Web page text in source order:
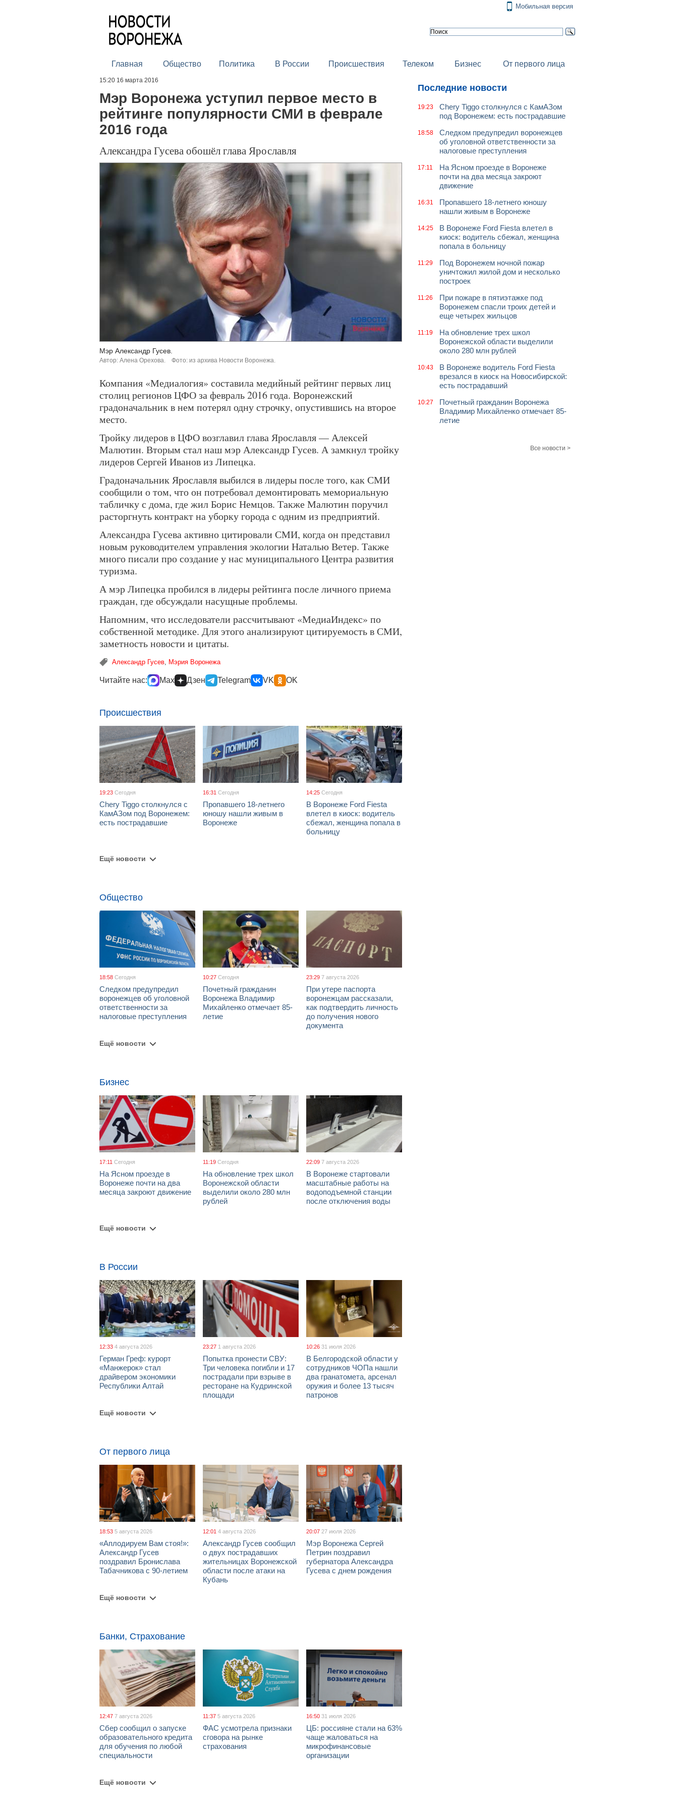
Мобильная версия
Главная Общество Политика В России Происшествия Телеком Бизнес От первого лица
15:20 16 марта 2016
Мэр Воронежа уступил первое место в
рейтинге популярности СМИ в феврале
2016 года
Александра Гусева обошёл глава Ярославля
Мэр Александр Гусев.
Автор: Алена Орехова. Фото: из архива Новости Воронежа.
Компания «Медиалогия» составила медийный рейтинг первых лиц
столиц регионов ЦФО за февраль 2016 года. Воронежский
градоначальник в нем потерял одну строчку, опустившись на второе
место.
Тройку лидеров в ЦФО возглавил глава Ярославля — Алексей
Малютин. Вторым стал наш мэр Александр Гусев. А замкнул тройку
лидеров Сергей Иванов из Липецка.
Градоначальник Ярославля выбился в лидеры после того, как СМИ
сообщили о том, что он потребовал демонтировать мемориальную
табличку с дома, где жил Борис Немцов. Также Малютин поручил
расторгнуть контракт на уборку города с одним из предприятий.
Александра Гусева активно цитировали СМИ, когда он представил
новым руководителем управления экологии Наталью Ветер. Также
много писали про создание у нас муниципального Центра развития
туризма.
А мэр Липецка пробился в лидеры рейтинга после личного приема
граждан, где обсуждали насущные проблемы.
Напомним, что исследователи рассчитывают «МедиаИндекс» по
собственной методике. Для этого анализируют цитируемость в СМИ,
заметность новости и цитаты.
Александр Гусев, Мэрия Воронежа
Читайте нас: Max Дзен Telegram VK OK
Происшествия
19:23 Сегодня
Chery Tiggo столкнулся с
КамАЗом под Воронежем:
есть пострадавшие
16:31 Сегодня
Пропавшего 18-летнего
юношу нашли живым в
Воронеже
14:25 Сегодня
В Воронеже Ford Fiesta
влетел в киоск: водитель
сбежал, женщина попала в
больницу
Ещё новости
Общество
18:58 Сегодня
Следком предупредил
воронежцев об уголовной
ответственности за
налоговые преступления
10:27 Сегодня
Почетный гражданин
Воронежа Владимир
Михайленко отмечает 85-
летие
23:29 7 августа 2026
При утере паспорта
воронежцам рассказали,
как подтвердить личность
до получения нового
документа
Ещё новости
Бизнес
17:11 Сегодня
На Ясном проезде в
Воронеже почти на два
месяца закроют движение
11:19 Сегодня
На обновление трех школ
Воронежской области
выделили около 280 млн
рублей
22:09 7 августа 2026
В Воронеже стартовали
масштабные работы на
водоподъемной станции
после отключения воды
Ещё новости
В России
12:33 4 августа 2026
Герман Греф: курорт
«Манжерок» стал
драйвером экономики
Республики Алтай
23:27 1 августа 2026
Попытка пронести СВУ:
Три человека погибли и 17
пострадали при взрыве в
ресторане на Кудринской
площади
10:26 31 июля 2026
В Белгородской области у
сотрудников ЧОПа нашли
два гранатомета, арсенал
оружия и более 13 тысяч
патронов
Ещё новости
От первого лица
18:53 5 августа 2026
«Аплодируем Вам стоя!»:
Александр Гусев
поздравил Бронислава
Табачникова с 90-летием
12:01 4 августа 2026
Александр Гусев сообщил
о двух пострадавших
жительницах Воронежской
области после атаки на
Кубань
20:07 27 июля 2026
Мэр Воронежа Сергей
Петрин поздравил
губернатора Александра
Гусева с днем рождения
Ещё новости
Банки, Страхование
12:47 7 августа 2026
Сбер сообщил о запуске
образовательного кредита
для обучения по любой
специальности
11:37 5 августа 2026
ФАС усмотрела признаки
сговора на рынке
страхования
16:50 31 июля 2026
ЦБ: россияне стали на 63%
чаще жаловаться на
микрофинансовые
организации
Ещё новости
Последние новости
19:23
Chery Tiggo столкнулся с КамАЗом
под Воронежем: есть пострадавшие
18:58
Следком предупредил воронежцев
об уголовной ответственности за
налоговые преступления
17:11
На Ясном проезде в Воронеже
почти на два месяца закроют
движение
16:31
Пропавшего 18-летнего юношу
нашли живым в Воронеже
14:25
В Воронеже Ford Fiesta влетел в
киоск: водитель сбежал, женщина
попала в больницу
11:29
Под Воронежем ночной пожар
уничтожил жилой дом и несколько
построек
11:26
При пожаре в пятиэтажке под
Воронежем спасли троих детей и
еще четырех жильцов
11:19
На обновление трех школ
Воронежской области выделили
около 280 млн рублей
10:43
В Воронеже водитель Ford Fiesta
врезался в киоск на Новосибирской:
есть пострадавший
10:27
Почетный гражданин Воронежа
Владимир Михайленко отмечает 85-
летие
Все новости >